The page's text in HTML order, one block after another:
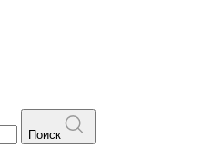
Поиск